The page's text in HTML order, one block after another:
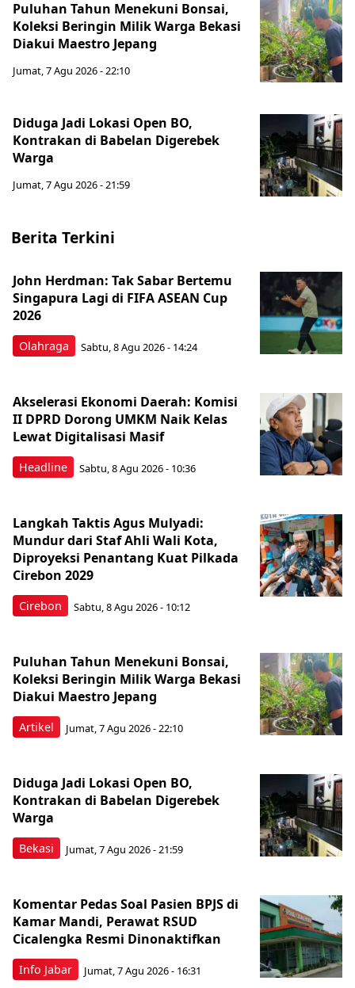
Puluhan Tahun Menekuni Bonsai,
Koleksi Beringin Milik Warga Bekasi
Diakui Maestro Jepang
Jumat, 7 Agu 2026 - 22:10
Diduga Jadi Lokasi Open BO,
Kontrakan di Babelan Digerebek
Warga
Jumat, 7 Agu 2026 - 21:59
Berita Terkini
Olahraga
John Herdman: Tak Sabar Bertemu
Singapura Lagi di FIFA ASEAN Cup
2026
Sabtu, 8 Agu 2026 - 14:24
Headline
Akselerasi Ekonomi Daerah: Komisi
II DPRD Dorong UMKM Naik Kelas
Lewat Digitalisasi Masif
Sabtu, 8 Agu 2026 - 10:36
Cirebon
Langkah Taktis Agus Mulyadi:
Mundur dari Staf Ahli Wali Kota,
Diproyeksi Penantang Kuat Pilkada
Cirebon 2029
Sabtu, 8 Agu 2026 - 10:12
Artikel
Puluhan Tahun Menekuni Bonsai,
Koleksi Beringin Milik Warga Bekasi
Diakui Maestro Jepang
Jumat, 7 Agu 2026 - 22:10
Bekasi
Diduga Jadi Lokasi Open BO,
Kontrakan di Babelan Digerebek
Warga
Jumat, 7 Agu 2026 - 21:59
Info Jabar
Komentar Pedas Soal Pasien BPJS di
Kamar Mandi, Perawat RSUD
Cicalengka Resmi Dinonaktifkan
Jumat, 7 Agu 2026 - 16:31